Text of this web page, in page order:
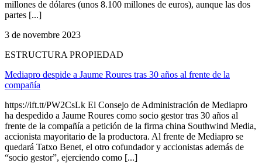
millones de dólares (unos 8.100 millones de euros), aunque las dos
partes [...]
3 de novembre 2023
ESTRUCTURA PROPIEDAD
Mediapro despide a Jaume Roures tras 30 años al frente de la
compañía
https://ift.tt/PW2CsLk El Consejo de Administración de Mediapro
ha despedido a Jaume Roures como socio gestor tras 30 años al
frente de la compañía a petición de la firma china Southwind Media,
accionista mayoritario de la productora. Al frente de Mediapro se
quedará Tatxo Benet, el otro cofundador y accionistas además de
“socio gestor”, ejerciendo como [...]